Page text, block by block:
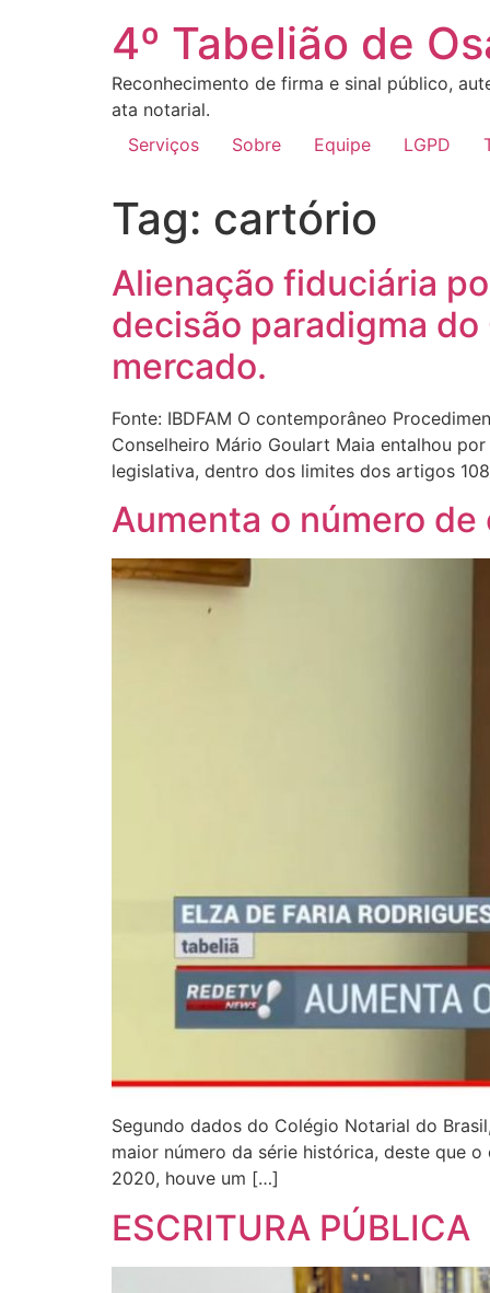
4º Tabelião de
Reconhecimento de firma e sinal público,
ata notarial.
Serviços
Sobre Equipe LGPD
Tag: cartório
Alienação fiduciária
decisão paradigma
mercado.
Fonte: IBDFAM O contemporâneo
Conselheiro Mário Goulart Maia entalhou
legislativa, dentro dos limites dos artigos
Aumenta o número
Segundo dados do Colégio Notarial do
maior número da série histórica, deste que
2020, houve um […]
ESCRITURA PÚBLICA